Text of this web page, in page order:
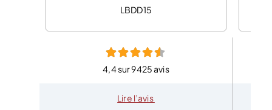
LBDD15
4,4 sur 9425 avis
Lire l’avis